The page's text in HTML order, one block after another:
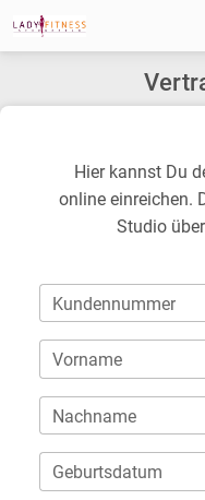
Hier kannst Du
online einreichen.
Studio
Kundennummer
Vorname
Nachname
Geburtsdatum